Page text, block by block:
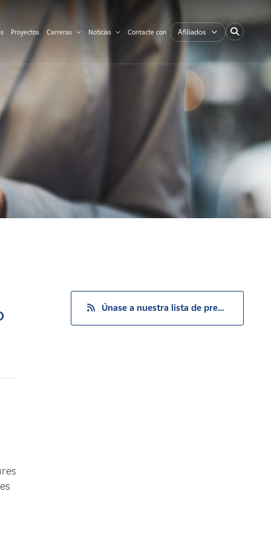
Proyectos Carreras Noticias Contacte con Afiliados
Únase a nuestra lista de prensa